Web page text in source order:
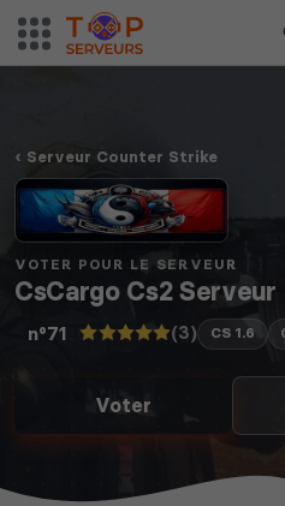
Serveur Counter Strike
VOTER POUR LE SERVEUR
CsCargo Cs2 Serveur
n°71 (3) CS 1.6
Voter